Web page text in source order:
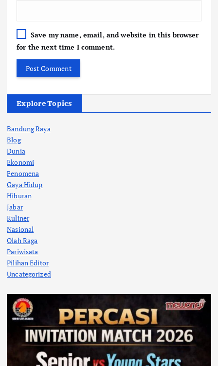
Save my name, email, and website in this browser
for the next time I comment.
Explore Topics
Bandung Raya
Blog
Dunia
Ekonomi
Fenomena
Gaya Hidup
Hiburan
Jabar
Kuliner
Nasional
Olah Raga
Pariwisata
Pilihan Editor
Uncategorized